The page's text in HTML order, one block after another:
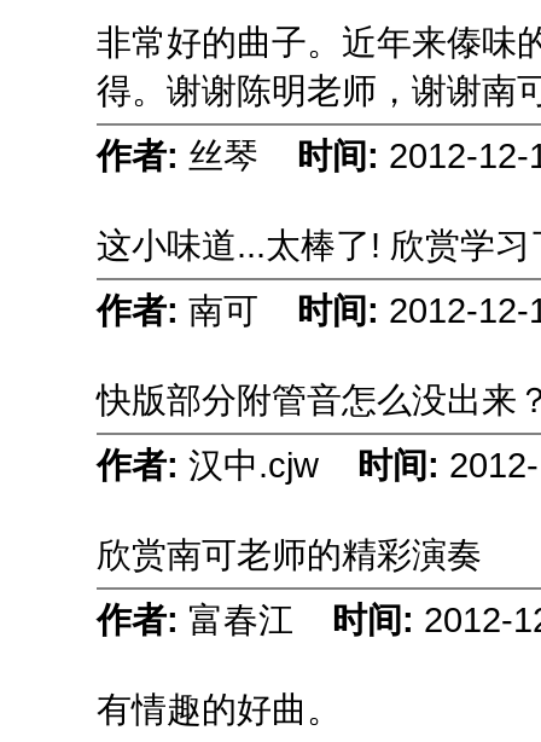
非常好的曲子。近年来傣味
得。谢谢陈明老师，谢谢南
作者: 丝琴 时间: 2012-12-
这小味道...太棒了! 欣赏学习
作者: 南可 时间: 2012-12-
快版部分附管音怎么没出来
作者: 汉中.cjw 时间:
欣赏南可老师的精彩演奏
作者: 富春江 时间: 2012-
有情趣的好曲。